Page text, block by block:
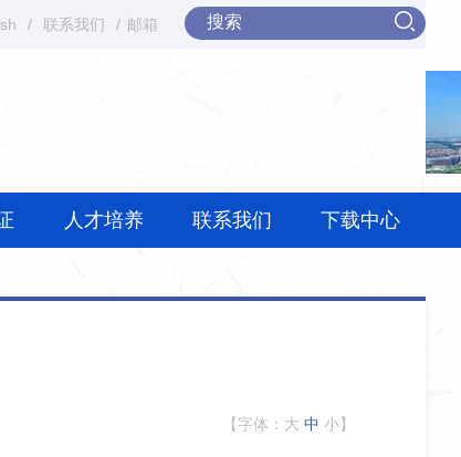
/ 联系我们 / 邮箱
人才培养 联系我们 下载中心
【字体： 大 中 小】